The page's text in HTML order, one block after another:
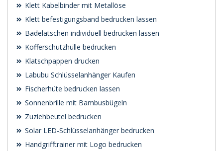
Klett Kabelbinder mit Metallöse
Klett befestigungsband bedrucken lassen
Badelatschen individuell bedrucken lassen
Kofferschutzhülle bedrucken
Klatschpappen drucken
Labubu Schlüsselanhänger Kaufen
Fischerhüte bedrucken lassen
Sonnenbrille mit Bambusbügeln
Zuziehbeutel bedrucken
Solar LED-Schlüsselanhänger bedrucken
Handgrifftrainer mit Logo bedrucken